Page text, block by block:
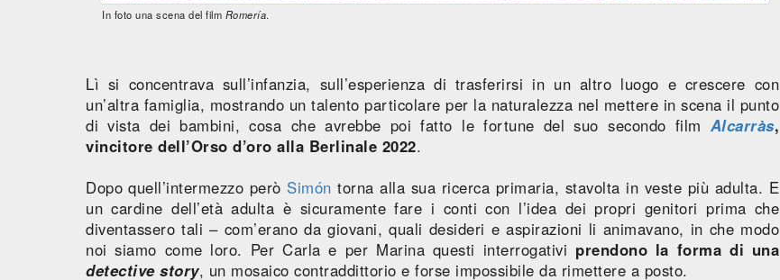
In foto una scena del film Romería.
Lì si concentrava sull’infanzia, sull’esperienza di trasferirsi in un altro luogo e crescere con
un’altra famiglia, mostrando un talento particolare per la naturalezza nel mettere in scena il punto
di vista dei bambini, cosa che avrebbe poi fatto le fortune del suo secondo film Alcarràs,
vincitore dell’Orso d’oro alla Berlinale 2022.
Dopo quell’intermezzo però Simón torna alla sua ricerca primaria, stavolta in veste più adulta. E
un cardine dell’età adulta è sicuramente fare i conti con l’idea dei propri genitori prima che
diventassero tali – com’erano da giovani, quali desideri e aspirazioni li animavano, in che modo
noi siamo come loro. Per Carla e per Marina questi interrogativi prendono la forma di una
detective story, un mosaico contraddittorio e forse impossibile da rimettere a posto.